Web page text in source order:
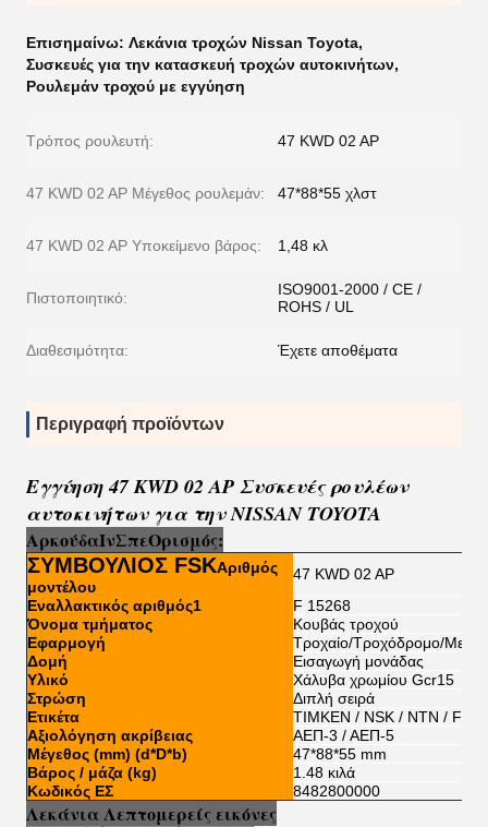
Επισημαίνω: Λεκάνια τροχών Nissan Toyota,
Συσκευές για την κατασκευή τροχών αυτοκινήτων,
Ρουλεμάν τροχού με εγγύηση
Τρόπος ρουλευτή: 47 KWD 02 AP
47 KWD 02 AP Μέγεθος ρουλεμάν: 47*88*55 χλστ
47 KWD 02 AP Υποκείμενο βάρος: 1,48 κλ
Πιστοποιητικό:
ISO9001-2000 / CE /
ROHS / UL
Διαθεσιμότητα: Έχετε αποθέματα
Περιγραφή προϊόντων
Εγγύηση 47 KWD 02 AP Συσκευές ρουλέων
αυτοκινήτων για την NISSAN TOYOTA
ΑρκούδαΙνΣπεΟρισμός:
ΣΥΜΒΟΥΛΙΟΣ FSKΑριθμός
μοντέλου
47 KWD 02 AP
Εναλλακτικός αριθμός1
F 15268
Όνομα τμήματος
Κουβάς τροχού
Εφαρμογή
Τροχαίο/Τροχόδρομο/
Δομή
Εισαγωγή μονάδας
Υλικό
Χάλυβα χρωμίου Gcr15
Στρώση
Διπλή σειρά
Ετικέτα
TIMKEN / NSK / NTN /
Αξιολόγηση ακρίβειας
ΑΕΠ-3 / ΑΕΠ-5
Μέγεθος (mm) (d*D*b)
47*88*55 mm
Βάρος / μάζα (kg)
1.48 κιλά
Κωδικός ΕΣ
8482800000
Λεκάνια Λεπτομερείς εικόνες